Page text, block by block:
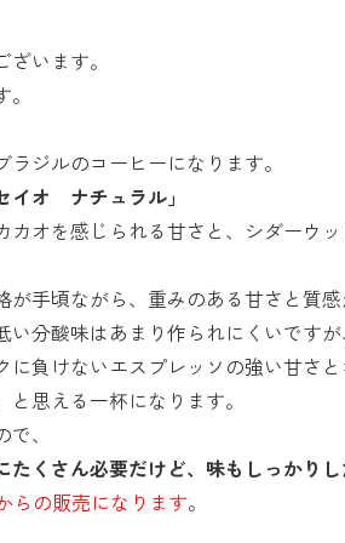
います。
ジルのコーヒーになります。
イオ ナチュラル」
カオを感じられる甘さと、シダーウッ
が手頃ながら、重みのある甘さと質感
い分酸味はあまり作られにくいです
に負けないエスプレッソの強い甘さと
と思える一杯になります。
、
たくさん必要だけど、味もしっかり
らの販売になります。